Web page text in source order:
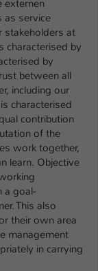
externen
as service
stakeholders at
characterised by
by
between all
including our
characterised
contribution
of the
work together,
learn. Objective
a goal-
This also
their own area
management
in carrying